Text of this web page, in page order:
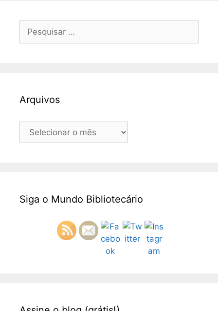
Arquivos
Siga o Mundo Bibliotecário